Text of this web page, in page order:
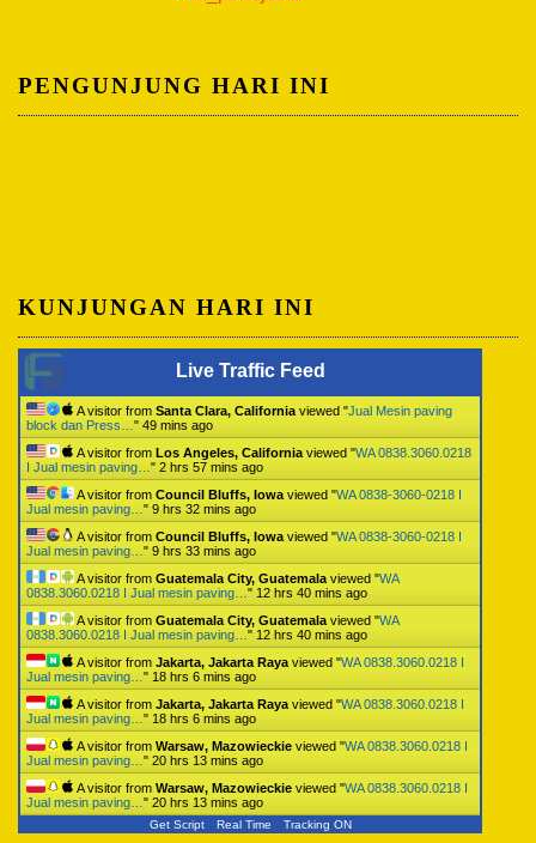
PENGUNJUNG HARI INI
KUNJUNGAN HARI INI
Live Traffic Feed
A visitor from Santa Clara, California viewed "Jual Mesin paving
block dan Press… " 49 mins ago
A visitor from Los Angeles, California viewed "WA 0838.3060.0218
I Jual mesin paving… " 2 hrs 57 mins ago
A visitor from Council Bluffs, Iowa viewed "WA 0838-3060-0218 I
Jual mesin paving… " 9 hrs 33 mins ago
A visitor from Council Bluffs, Iowa viewed "WA 0838-3060-0218 I
Jual mesin paving… " 9 hrs 33 mins ago
A visitor from Guatemala City, Guatemala viewed "WA
0838.3060.0218 I Jual mesin paving… " 12 hrs 40 mins ago
A visitor from Guatemala City, Guatemala viewed "WA
0838.3060.0218 I Jual mesin paving… " 12 hrs 40 mins ago
A visitor from Jakarta, Jakarta Raya viewed "WA 0838.3060.0218 I
Jual mesin paving… " 18 hrs 6 mins ago
A visitor from Jakarta, Jakarta Raya viewed "WA 0838.3060.0218 I
Jual mesin paving… " 18 hrs 6 mins ago
A visitor from Warsaw, Mazowieckie viewed "WA 0838.3060.0218 I
Jual mesin paving… " 20 hrs 13 mins ago
A visitor from Warsaw, Mazowieckie viewed "WA 0838.3060.0218 I
Jual mesin paving… " 20 hrs 13 mins ago
Get Script Real Time Tracking ON